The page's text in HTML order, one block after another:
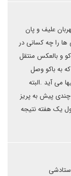
علیف و پان
ها را چه کسانی در
و بالعکس منتقل
به باکو وصل
می آید .البته
چندی پیش به پریز
یک هفته نتیجه